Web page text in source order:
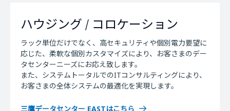
ハウジング / コロケーション
ラック単位だけでなく、高セキュリティや個別電力要望に
応じた、柔軟な個別カスタマイズにより、お客さまのデー
タセンターニーズにお応え致します。
また、システムトータルでのITコンサルティングにより、
お客さまの全体システムの最適化を実現します。
三鷹データセンター EASTはこちら